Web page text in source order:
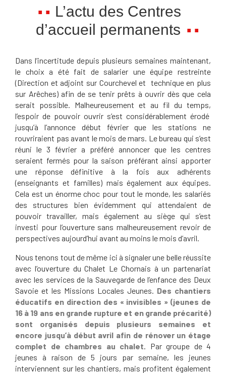
L’actu des Centres
d’accueil permanents
Dans l’incertitude depuis plusieurs semaines maintenant,
le choix a été fait de salarier une équipe restreinte
(Direction et adjoint sur Courchevel et technique en plus
sur Arêches) afin de se tenir prêts à ouvrir dès que cela
serait possible. Malheureusement et au fil du temps,
l’espoir de pouvoir ouvrir s’est considérablement érodé
jusqu’à l’annonce début février que les stations ne
rouvriraient pas avant le mois de mars. Le bureau qui s’est
réuni le 3 février a préféré annoncer que les centres
seraient fermés pour la saison préférant ainsi apporter
une réponse définitive à la fois aux adhérents
(enseignants et familles) mais également aux équipes.
Cela est un énorme choc pour tout le monde, les salariés
des structures bien évidemment qui attendaient de
pouvoir travailler, mais également au siège qui s’est
investi pour l’ouverture sans malheureusement revoir de
perspectives aujourd’hui avant au moins le mois d’avril.
Nous tenons tout de même ici à signaler une belle réussite
avec l’ouverture du Chalet Le Chornais à un partenariat
avec les services de la Sauvegarde de l’enfance des Deux
Savoie et les Missions Locales Jeunes. Des chantiers
éducatifs en direction des « invisibles » (jeunes de
16 à 19 ans en grande rupture et en grande précarité)
sont organisés depuis plusieurs semaines et
encore jusqu’à début avril afin de rénover un étage
complet de chambres au chalet. Par groupe de 4
jeunes à raison de 5 jours par semaine, les jeunes
interviennent sur les chantiers, mais profitent également